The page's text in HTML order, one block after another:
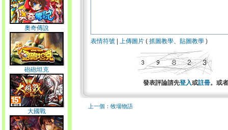
奧奇傳說
砲砲坦克
大國戰
表情符號 上傳圖片 ( 抓圖教學、 貼圖教學 )
發表評論請先登入或註冊。或
上一個：牧場物語